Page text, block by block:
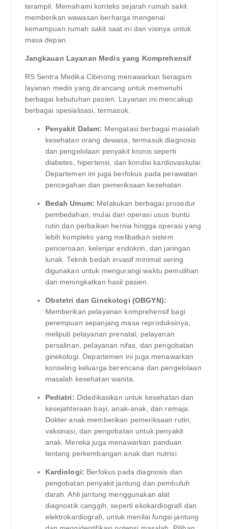
terampil. Memahami konteks sejarah rumah sakit
memberikan wawasan berharga mengenai
kemampuan rumah sakit saat ini dan visinya untuk
masa depan.
Jangkauan Layanan Medis yang Komprehensif
RS Sentra Medika Cibinong menawarkan beragam
layanan medis yang dirancang untuk memenuhi
berbagai kebutuhan pasien. Layanan ini mencakup
berbagai spesialisasi, termasuk:
Penyakit Dalam: Mengatasi berbagai masalah
kesehatan orang dewasa, termasuk diagnosis
dan pengelolaan penyakit kronis seperti
diabetes, hipertensi, dan kondisi kardiovaskular.
Departemen ini juga berfokus pada perawatan
pencegahan dan pemeriksaan kesehatan.
Bedah Umum: Melakukan berbagai prosedur
pembedahan, mulai dari operasi usus buntu
rutin dan perbaikan hernia hingga operasi yang
lebih kompleks yang melibatkan sistem
pencernaan, kelenjar endokrin, dan jaringan
lunak. Teknik bedah invasif minimal sering
digunakan untuk mengurangi waktu pemulihan
dan meningkatkan hasil pasien.
Obstetri dan Ginekologi (OBGYN):
Memberikan pelayanan komprehensif bagi
perempuan sepanjang masa reproduksinya,
meliputi pelayanan prenatal, pelayanan
persalinan, pelayanan nifas, dan pengobatan
ginekologi. Departemen ini juga menawarkan
konseling keluarga berencana dan pengelolaan
masalah kesehatan wanita.
Pediatri: Didedikasikan untuk kesehatan dan
kesejahteraan bayi, anak-anak, dan remaja.
Dokter anak memberikan pemeriksaan rutin,
vaksinasi, dan pengobatan untuk penyakit
anak. Mereka juga menawarkan panduan
tentang perkembangan anak dan nutrisi.
Kardiologi: Berfokus pada diagnosis dan
pengobatan penyakit jantung dan pembuluh
darah. Ahli jantung menggunakan alat
diagnostik canggih, seperti ekokardiografi dan
elektrokardiografi, untuk menilai fungsi jantung